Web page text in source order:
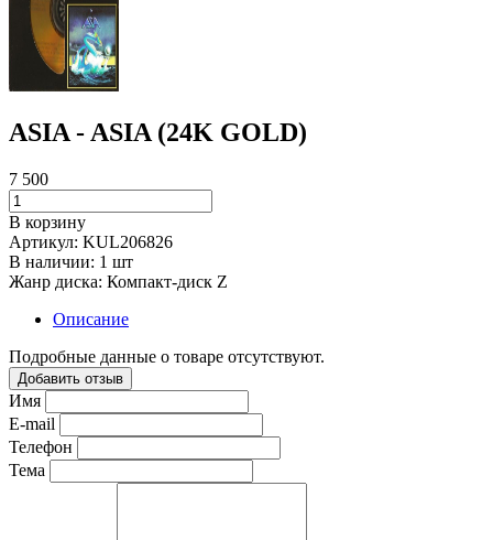
ASIA - ASIA (24K GOLD)
7 500
В корзину
Артикул: KUL206826
В наличии: 1 шт
Жанр диска: Компакт-диск Z
Описание
Подробные данные о товаре отсутствуют.
Добавить отзыв
Имя
E-mail
Телефон
Тема